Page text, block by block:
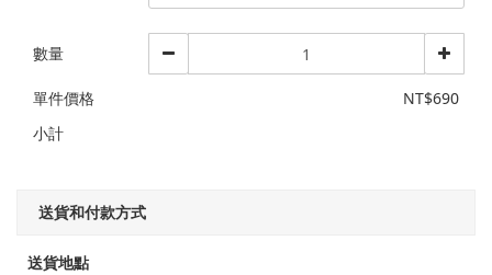
數量
單件價格
NT$690
小計
送貨和付款方式
送貨地點